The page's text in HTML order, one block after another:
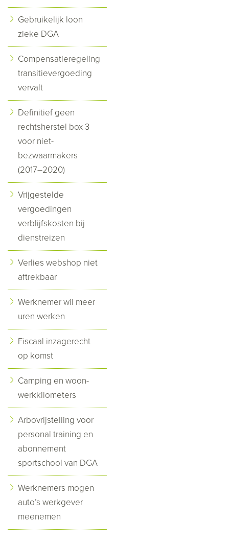
Gebruikelijk loon
zieke DGA
Compensatieregeling
transitievergoeding
vervalt
Definitief geen
rechtsherstel box 3
voor niet-
bezwaarmakers
(2017–2020)
Vrijgestelde
vergoedingen
verblijfskosten bij
dienstreizen
Verlies webshop niet
aftrekbaar
Werknemer wil meer
uren werken
Fiscaal inzagerecht
op komst
Camping en woon-
werkkilometers
Arbovrijstelling voor
personal training en
abonnement
sportschool van DGA
Werknemers mogen
auto’s werkgever
meenemen